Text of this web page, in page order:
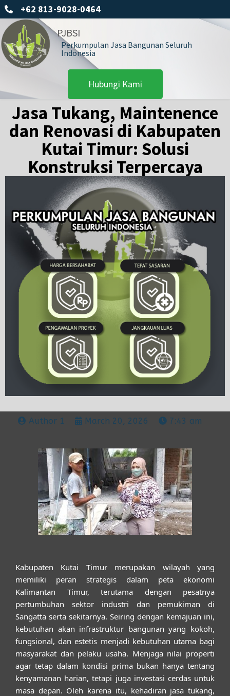
+62 813-9028-0464
PJBSI
Perkumpulan Jasa Bangunan Seluruh
Indonesia
Hubungi Kami
Jasa Tukang, Maintenence
dan Renovasi di Kabupaten
Kutai Timur: Solusi
Konstruksi Terpercaya
Author 1 March 20, 2026 7:43 am
Kabupaten Kutai Timur merupakan wilayah yang
memiliki peran strategis dalam peta ekonomi
Kalimantan Timur, terutama dengan pesatnya
pertumbuhan sektor industri dan pemukiman di
Sangatta serta sekitarnya. Seiring dengan kemajuan ini,
kebutuhan akan infrastruktur bangunan yang kokoh,
fungsional, dan estetis menjadi kebutuhan utama bagi
masyarakat dan pelaku usaha. Menjaga nilai properti
agar tetap dalam kondisi prima bukan hanya tentang
kenyamanan harian, tetapi juga investasi cerdas untuk
masa depan. Oleh karena itu, kehadiran jasa tukang,